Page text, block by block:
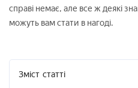
справі немає, але все ж деякі
можуть вам стати в нагоді.
Зміст статті